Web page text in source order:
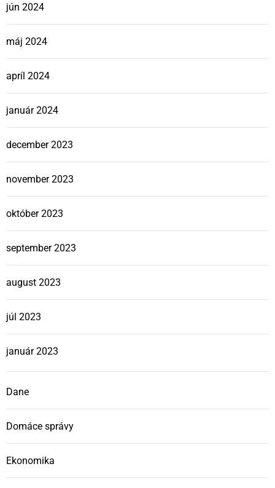
jún 2024
máj 2024
apríl 2024
január 2024
december 2023
november 2023
október 2023
september 2023
august 2023
júl 2023
január 2023
Dane
Domáce správy
Ekonomika